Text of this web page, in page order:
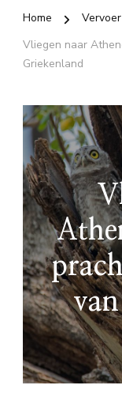
Home
Vervoer
Vliegen naar
Griekenland